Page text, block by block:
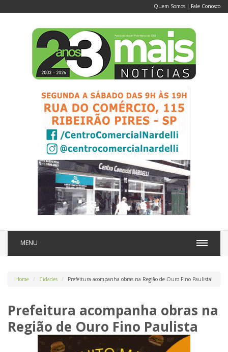
Quem Somos | Fale Conosco
MENU
Home Cidades Prefeitura acompanha obras na Região de Ouro Fino Paulista
Prefeitura acompanha obras na
Região de Ouro Fino Paulista